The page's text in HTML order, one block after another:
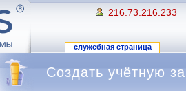
216.73.216.233
служебная страница
Создать учётную